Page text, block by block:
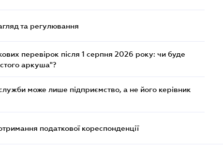
та регулювання
перевірок після 1 серпня 2026 року: чи буде
аркуша"?
може лише підприємство, а не його керівник
податкової кореспонденції